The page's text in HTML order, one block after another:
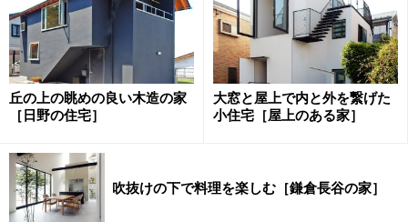
丘の上の眺めの良い木造の家
［日野の住宅］
大窓と屋上で内と外を繋げた
小住宅［屋上のある家］
吹抜けの下で料理を楽しむ［鎌倉長谷の家］